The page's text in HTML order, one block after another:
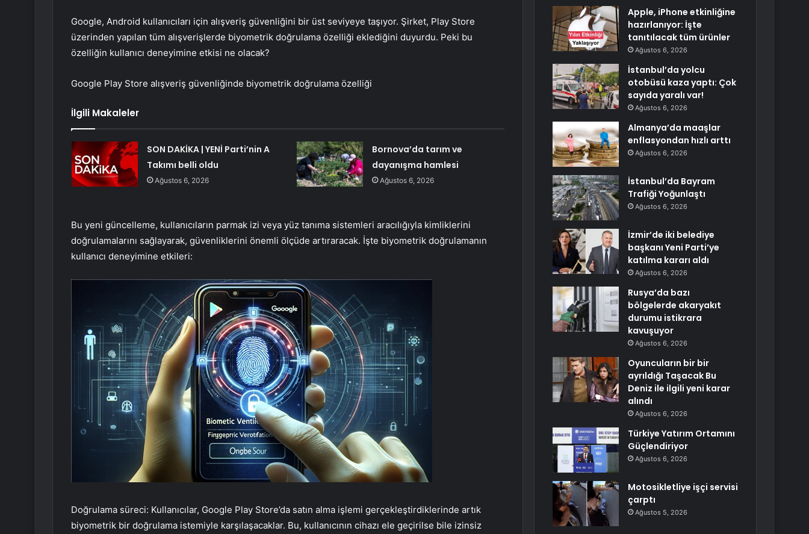
Google, Android kullanıcıları için alışveriş güvenliğini bir üst seviyeye taşıyor. Şirket, Play Store
üzerinden yapılan tüm alışverişlerde biyometrik doğrulama özelliği eklediğini duyurdu. Peki bu
özelliğin kullanıcı deneyimine etkisi ne olacak?
Google Play Store alışveriş güvenliğinde biyometrik doğrulama özelliği
İlgili Makaleler
SON DAKİKA | YENİ Parti’nin A
Takımı belli oldu
Ağustos 6, 2026
Bornova’da tarım ve
dayanışma hamlesi
Ağustos 6, 2026
Bu yeni güncelleme, kullanıcıların parmak izi veya yüz tanıma sistemleri aracılığıyla kimliklerini
doğrulamalarını sağlayarak, güvenliklerini önemli ölçüde artıraracak. İşte biyometrik doğrulamanın
kullanıcı deneyimine etkileri:
Doğrulama süreci: Kullanıcılar, Google Play Store’da satın alma işlemi gerçekleştirdiklerinde artık
biyometrik bir doğrulama istemiyle karşılaşacaklar. Bu, kullanıcının cihazı ele geçirilse bile izinsiz
Apple, iPhone etkinliğine
hazırlanıyor: İşte
tanıtılacak tüm ürünler
Ağustos 6, 2026
İstanbul’da yolcu
otobüsü kaza yaptı: Çok
sayıda yaralı var!
Ağustos 6, 2026
Almanya’da maaşlar
enflasyondan hızlı arttı
Ağustos 6, 2026
İstanbul’da Bayram
Trafiği Yoğunlaştı
Ağustos 6, 2026
İzmir’de iki belediye
başkanı Yeni Parti’ye
katılma kararı aldı
Ağustos 6, 2026
Rusya’da bazı
bölgelerde akaryakıt
durumu istikrara
kavuşuyor
Ağustos 6, 2026
Oyuncuların bir bir
ayrıldığı Taşacak Bu
Deniz ile ilgili yeni karar
alındı
Ağustos 6, 2026
Türkiye Yatırım Ortamını
Güçlendiriyor
Ağustos 6, 2026
Motosikletliye işçi servisi
çarptı
Ağustos 5, 2026